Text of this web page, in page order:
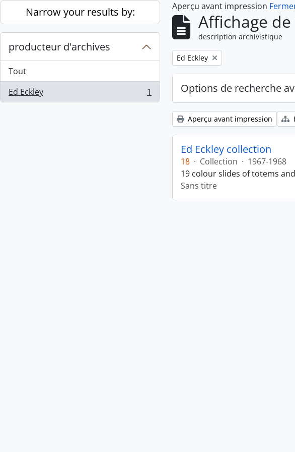
Skip to main content
Narrow your results by:
producteur d'archives
Tout
Ed Eckley
, 1 résultats 1
Aperçu avant impression
Affichage
description archivistique
Remove filter:
Ed Eckley
Options de recherche
Aperçu avant impression
Ed Eckley collection
18 · Collection · 1967-1968
19 colour slides of totems
Sans titre